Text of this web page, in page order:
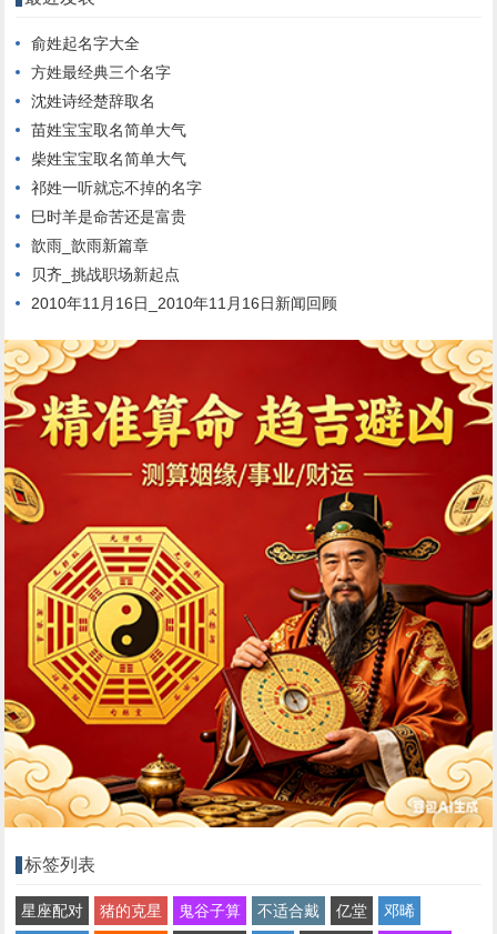
俞姓起名字大全
方姓最经典三个名字
沈姓诗经楚辞取名
苗姓宝宝取名简单大气
柴姓宝宝取名简单大气
祁姓一听就忘不掉的名字
巳时羊是命苦还是富贵
歆雨_歆雨新篇章
贝齐_挑战职场新起点
2010年11月16日_2010年11月16日新闻回顾
标签列表
星座配对 猪的克星 鬼谷子算 不适合戴 亿堂
邓晞